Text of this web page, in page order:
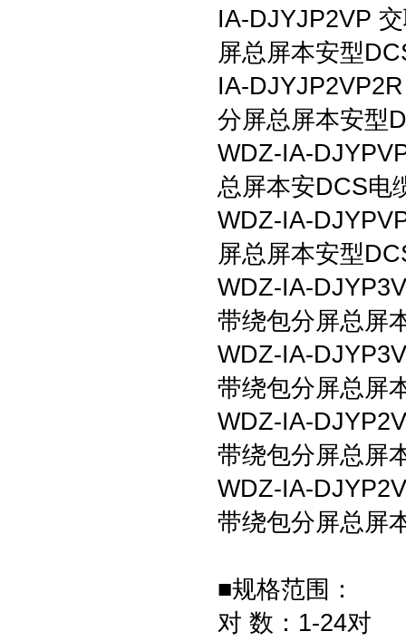
IA-DJYJP2VP
屏总屏本安型
IA-
分屏总屏本安型
WDZ-IA-
总屏本安DCS电
WDZ-IA-
屏总屏本安型
WDZ-IA-
带绕包分屏总屏
WDZ-IA-
带绕包分屏总屏
WDZ-IA-
带绕包分屏总屏
WDZ-IA-
带绕包分屏总屏
■规格范围：
对 数：1-24对